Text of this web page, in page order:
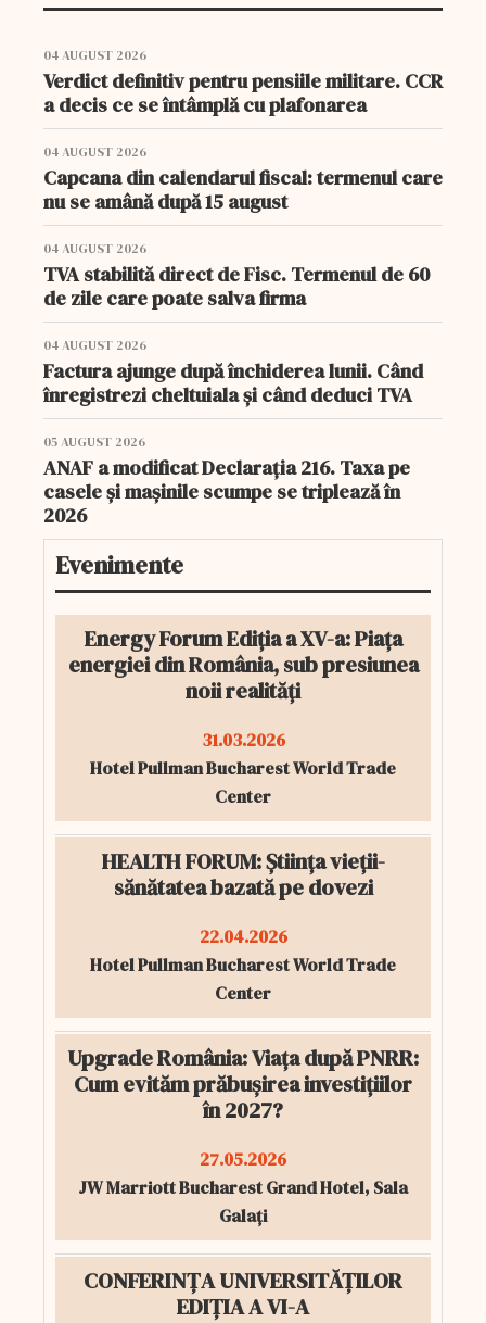
04 AUGUST 2026
Verdict definitiv pentru pensiile militare. CCR
a decis ce se întâmplă cu plafonarea
04 AUGUST 2026
Capcana din calendarul fiscal: termenul care
nu se amână după 15 august
04 AUGUST 2026
TVA stabilită direct de Fisc. Termenul de 60
de zile care poate salva firma
04 AUGUST 2026
Factura ajunge după închiderea lunii. Când
înregistrezi cheltuiala și când deduci TVA
05 AUGUST 2026
ANAF a modificat Declarația 216. Taxa pe
casele și mașinile scumpe se triplează în
2026
Evenimente
Energy Forum Ediția a XV-a: Piața
energiei din România, sub presiunea
noii realități
31.03.2026
Hotel Pullman Bucharest World Trade
Center
HEALTH FORUM: Știința vieții-
sănătatea bazată pe dovezi
22.04.2026
Hotel Pullman Bucharest World Trade
Center
Upgrade România: Viața după PNRR:
Cum evităm prăbușirea investițiilor
în 2027?
27.05.2026
JW Marriott Bucharest Grand Hotel, Sala
Galați
CONFERINȚA UNIVERSITĂȚILOR
EDIȚIA A VI-A